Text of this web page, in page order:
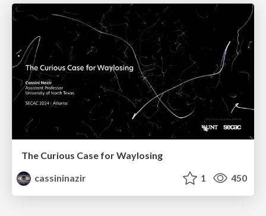
The Curious Case for Waylosing
cassininazir
1 450